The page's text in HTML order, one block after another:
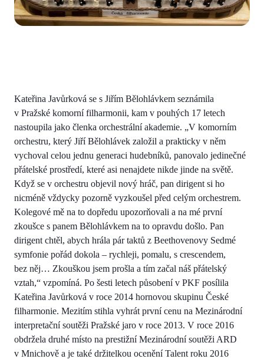
Kateřina Javůrková se s Jiřím Bělohlávkem seznámila
v Pražské komorní filharmonii, kam v pouhých 17 letech
nastoupila jako členka orchestrální akademie. „V komorním
orchestru, který Jiří Bělohlávek založil a prakticky v něm
vychoval celou jednu generaci hudebníků, panovalo jedinečné
přátelské prostředí, které asi nenajdete nikde jinde na světě.
Když se v orchestru objevil nový hráč, pan dirigent si ho
nicméně vždycky pozorně vyzkoušel před celým orchestrem.
Kolegové mě na to dopředu upozorňovali a na mé první
zkoušce s panem Bělohlávkem na to opravdu došlo. Pan
dirigent chtěl, abych hrála pár taktů z Beethovenovy Sedmé
symfonie pořád dokola – rychleji, pomalu, s crescendem,
bez něj… Zkouškou jsem prošla a tím začal náš přátelský
vztah,“ vzpomíná. Po šesti letech působení v PKF posílila
Kateřina Javůrková v roce 2014 hornovou skupinu České
filharmonie. Mezitím stihla vyhrát první cenu na Mezinárodní
interpretační soutěži Pražské jaro v roce 2013. V roce 2016
obdržela druhé místo na prestižní Mezinárodní soutěži ARD
v Mnichově a je také držitelkou ocenění Talent roku 2016